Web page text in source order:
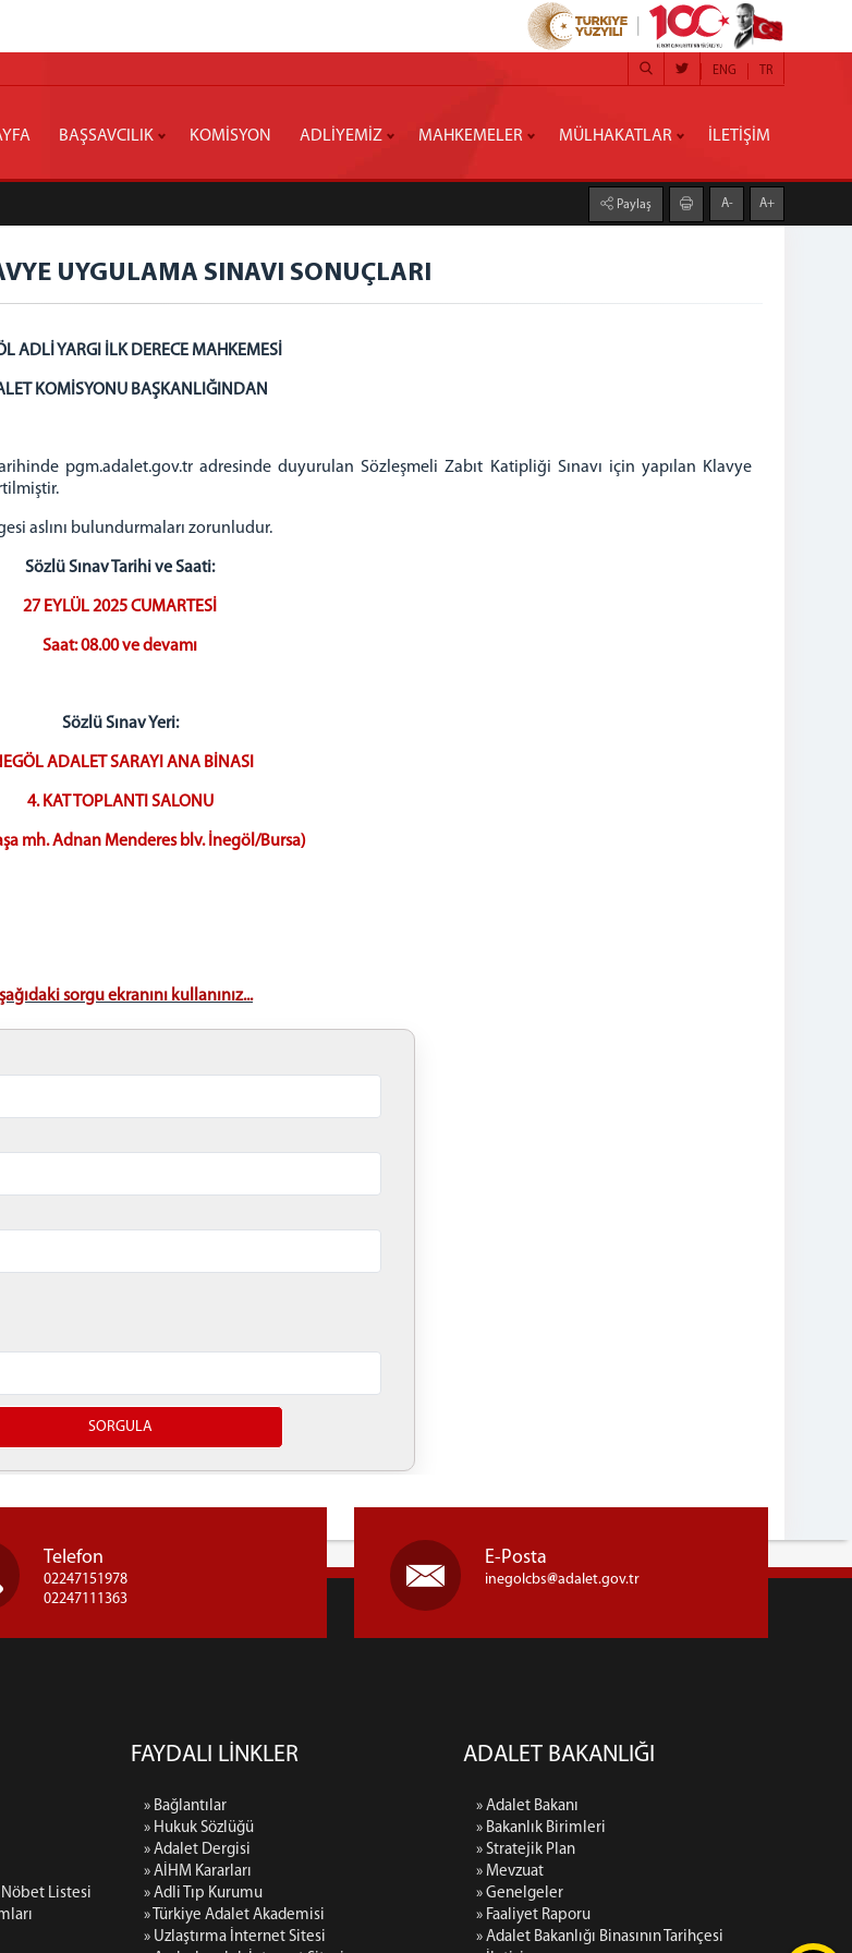
TR
ENG
BAŞSAVCILIK KOMİSYON ADLİYEMİZ MAHKEMELER MÜLHAKATLAR İLETİŞİM
Paylaş A- A+
UYGULAMA SINAVI SONUÇLARI
ADLİ YARGI İLK DERECE MAHKEMESİ
KOMİSYONU BAŞKANLIĞINDAN
pgm.adalet.gov.tr adresinde duyurulan Sözleşmeli Zabıt Katipliği Sınavı için yapılan Klavye
aslını bulundurmaları zorunludur.
Sözlü Sınav Tarihi ve Saati:
27 EYLÜL 2025 CUMARTESİ
Saat: 08.00 ve devamı
Sözlü Sınav Yeri:
ADALET SARAYI ANA BİNASI
4. KAT TOPLANTI SALONU
mh. Adnan Menderes blv. İnegöl/Bursa)
sorgu ekranını kullanınız...
Yazdır
Telefon
02247151978
02247111363
E-Posta
inegolcbs adalet.gov.tr
Nöbet Listesi
FAYDALI LİNKLER
» Bağlantılar
» Hukuk Sözlüğü
» Adalet Dergisi
» AİHM Kararları
» Adli Tıp Kurumu
» Türkiye Adalet Akademisi
» Uzlaştırma İnternet Sitesi
ADALET BAKANLIĞI
» Adalet Bakanı
» Bakanlık Birimleri
» Stratejik Plan
» Mevzuat
» Genelgeler
» Faaliyet Raporu
» Adalet Bakanlığı Binasının Tarihçesi